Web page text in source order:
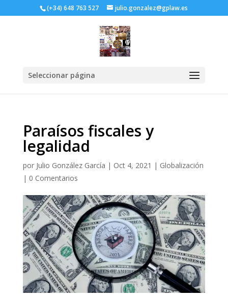
(+34) 648 763 527 julio.gonzalez@gplaw.es
Seleccionar página
Paraísos fiscales y
legalidad
por Julio González García | Oct 4, 2021 | Globalización
| 0 Comentarios